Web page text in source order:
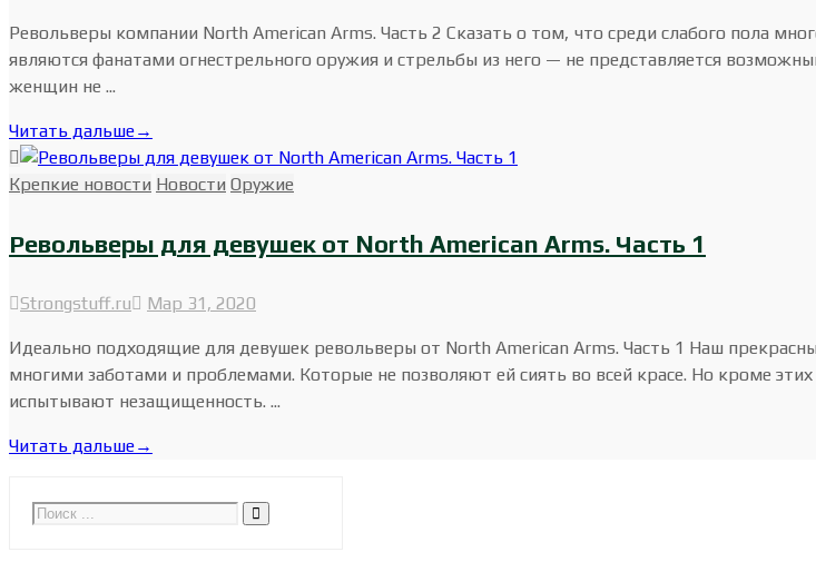
Револьверы компании North American Arms. Часть 2 Сказать о том, что среди слабого пола
являются фанатами огнестрельного оружия и стрельбы из него — не представляется
женщин не ...
Читать дальше→
Крепкие новости Новости Оружие
Револьверы для девушек от North American Arms. Часть 1
Strongstuff.ru Мар 31, 2020
Идеально подходящие для девушек револьверы от North American Arms. Часть 1 Наш
многими заботами и проблемами. Которые не позволяют ей сиять во всей красе. Но кроме
испытывают незащищенность. ...
Читать дальше→